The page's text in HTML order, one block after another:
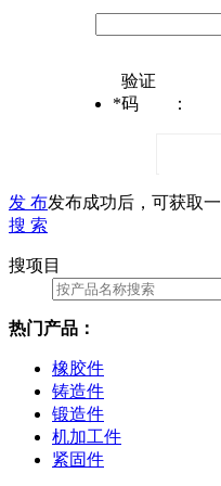
*
验证
码
：
发 布发布成功后，可获取
搜 索
搜项目
热门产品：
橡胶件
铸造件
锻造件
机加工件
紧固件